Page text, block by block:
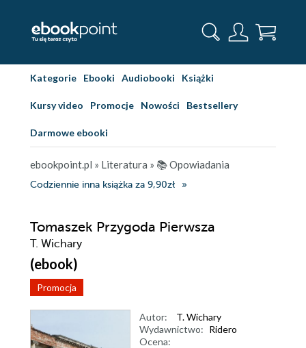
Kategorie Ebooki Audiobooki Książki
Kursy video Promocje Nowości Bestsellery
Darmowe ebooki
ebookpoint.pl » Literatura » 📚 Opowiadania
Codziennie inna książka za 9,90zł
Tomaszek Przygoda Pierwsza
T. Wichary
(ebook)
Promocja
Autor:
T. Wichary
Wydawnictwo: Ridero
Ocena: